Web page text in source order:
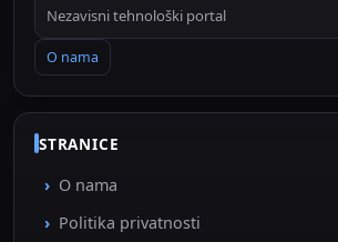
Nezavisni tehnološki portal
O nama
STRANICE
O nama
Politika privatnosti